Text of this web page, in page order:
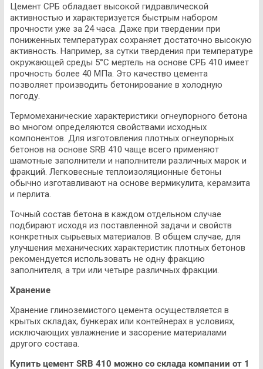
Цемент СРБ обладает высокой гидравлической
активностью и характеризуется быстрым набором
прочности уже за 24 часа. Даже при твердении при
пониженных температурах сохраняет достаточно высокую
активность. Например, за сутки твердения при температуре
окружающей среды 5°С мертель на основе СРБ 410 имеет
прочность более 40 МПа. Это качество цемента
позволяет производить бетонирование в холодную
погоду.
Термомеханические характеристики огнеупорного бетона
во многом определяются свойствами исходных
компонентов. Для изготовления плотных огнеупорных
бетонов на основе SRB 410 чаще всего применяют
шамотные заполнители и наполнители различных марок и
фракций. Легковесные теплоизоляционные бетоны
обычно изготавливают на основе вермикулита, керамзита
и перлита.
Точный состав бетона в каждом отдельном случае
подбирают исходя из поставленной задачи и свойств
конкретных сырьевых материалов. В общем случае, для
улучшения механических характеристик плотных бетонов
рекомендуется использовать не одну фракцию
заполнителя, а три или четыре различных фракции.
Хранение
Хранение глиноземистого цемента осуществляется в
крытых складах, бункерах или контейнерах в условиях,
исключающих увлажнение и засорение материалами
другого состава.
Купить цемент SRB 410 можно со склада компании от 1